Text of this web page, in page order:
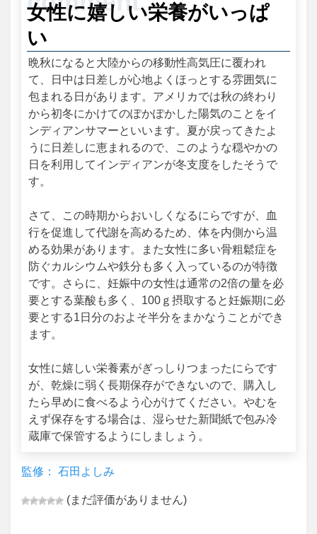
女性に嬉しい栄養がいっぱ
い
晩秋になると大陸からの移動性高気圧に覆われ
て、日中は日差しが心地よくほっとする雰囲気に
包まれる日があります。アメリカでは秋の終わり
から初冬にかけてのぽかぽかした陽気のことをイ
ンディアンサマーといいます。夏が戻ってきたよ
うに日差しに恵まれるので、このような穏やかの
日を利用してインディアンが冬支度をしたそうで
す。
さて、この時期からおいしくなるにらですが、血
行を促進して代謝を高めるため、体を内側から温
める効果があります。また女性に多い骨粗鬆症を
防ぐカルシウムや鉄分も多く入っているのが特徴
です。さらに、妊娠中の女性は通常の2倍の量を必
要とする葉酸も多く、100ｇ摂取すると妊娠期に必
要とする1日分のおよそ半分をまかなうことができ
ます。
女性に嬉しい栄養素がぎっしりつまったにらです
が、乾燥に弱く長期保存ができないので、購入し
たら早めに食べるよう心がけてください。やむを
えず保存をする場合は、湿らせた新聞紙で包み冷
蔵庫で保管するようにしましょう。
監修： 石田よしみ
(まだ評価がありません)